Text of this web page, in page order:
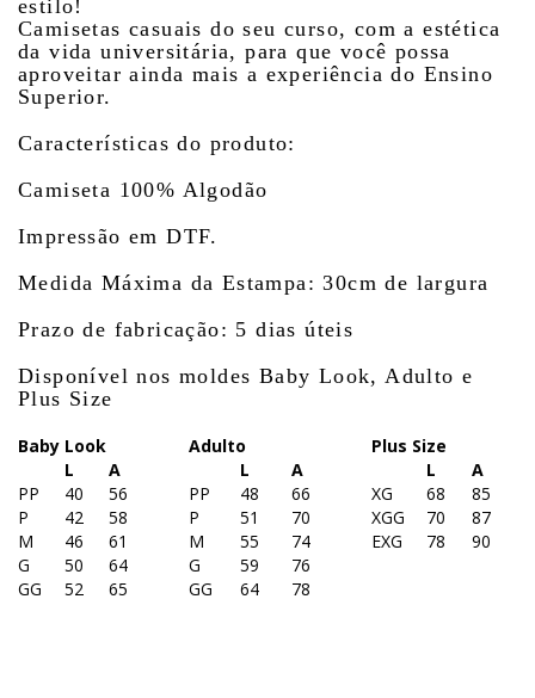
estilo!
Camisetas casuais do seu curso, com a estética
da vida universitária, para que você possa
aproveitar ainda mais a experiência do Ensino
Superior.
Características do produto:
Camiseta 100% Algodão
Impressão em DTF.
Medida Máxima da Estampa: 30cm de largura
Prazo de fabricação: 5 dias úteis
Disponível nos moldes Baby Look, Adulto e
Plus Size
Baby Look Adulto
Plus Size
L
A L A L
A
PP
40 56 PP 48 66 XG 68
85
P
42 58 P 51 70 XGG 70
87
M
46 61 M 55 74 EXG 78
90
G
50 64 G 59
76
GG
52 65 GG 64 78